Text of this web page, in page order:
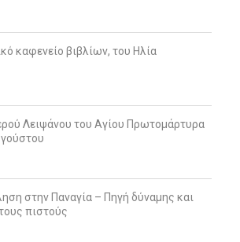
καφενείο βιβλίων, του Ηλία
Λειψάνου του Αγίου Πρωτομάρτυρα
στην Παναγία – Πηγή δύναμης και
πιστούς